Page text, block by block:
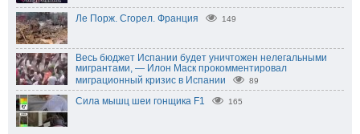
Ле Порж. Сгорел. Франция 149
Весь бюджет Испании будет уничтожен нелегальными
мигрантами, — Илон Маск прокомментировал
миграционный кризис в Испании
89
Сила мышц шеи гонщика F1 165